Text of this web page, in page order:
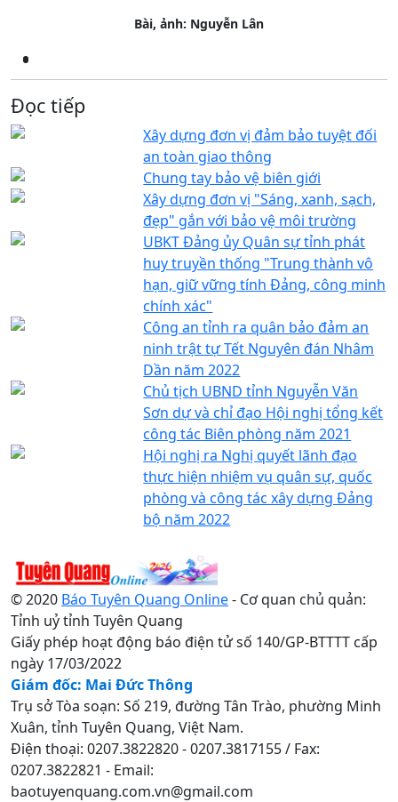
Bài, ảnh: Nguyễn Lân
Đọc tiếp
Xây dựng đơn vị đảm bảo tuyệt đối
an toàn giao thông
Chung tay bảo vệ biên giới
Xây dựng đơn vị "Sáng, xanh, sạch,
đẹp" gắn với bảo vệ môi trường
UBKT Đảng ủy Quân sự tỉnh phát
huy truyền thống "Trung thành vô
hạn, giữ vững tính Đảng, công minh
chính xác"
Công an tỉnh ra quân bảo đảm an
ninh trật tự Tết Nguyên đán Nhâm
Dần năm 2022
Chủ tịch UBND tỉnh Nguyễn Văn
Sơn dự và chỉ đạo Hội nghị tổng kết
công tác Biên phòng năm 2021
Hội nghị ra Nghị quyết lãnh đạo
thực hiện nhiệm vụ quân sự, quốc
phòng và công tác xây dựng Đảng
bộ năm 2022
© 2020 Báo Tuyên Quang Online- Cơ quan chủ quản:
Tỉnh uỷ tỉnh Tuyên Quang
Giấy phép hoạt động báo điện tử số 140/GP-BTTTT cấp
ngày 17/03/2022
Giám đốc: Mai Đức Thông
Trụ sở Tòa soạn: Số 219, đường Tân Trào, phường Minh
Xuân, tỉnh Tuyên Quang, Việt Nam.
Điện thoại: 0207.3822820 - 0207.3817155 / Fax:
0207.3822821 - Email:
baotuyenquang.com.vn@gmail.com